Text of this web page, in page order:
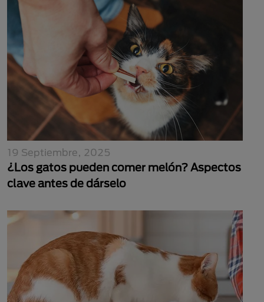
19 Septiembre, 2025
¿Los gatos pueden comer melón? Aspectos
clave antes de dárselo